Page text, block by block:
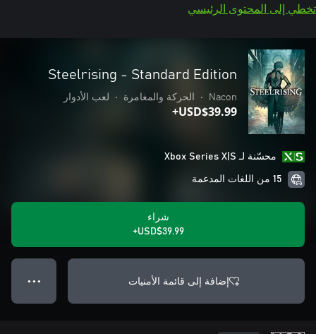
تخطي إلى المحتوى الرئيسي
Steelrising - Standard Edition
Nacon
• الحركة والمغامرة • لعب الأدوار
USD$39.99+
محسّنة لـ Xbox Series X|S
15 من اللغات المدعمة
شراء
USD$39.99+
إضافة إلى قائمة الأمنيات ● ● ●